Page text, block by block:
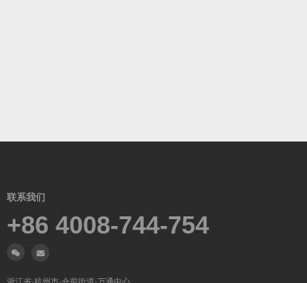
联系我们
+86 4008-744-754